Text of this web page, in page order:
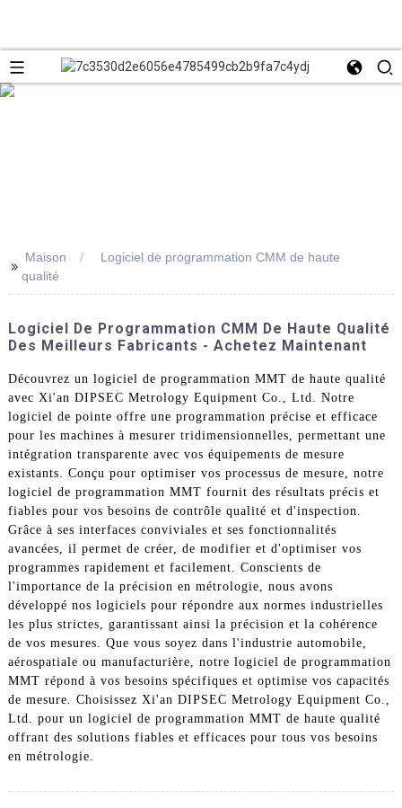
>> Maison
Logiciel de programmation CMM de haute
qualité
Logiciel De Programmation CMM De Haute Qualité
Des Meilleurs Fabricants - Achetez Maintenant
Découvrez un logiciel de programmation MMT de haute qualité
avec Xi'an DIPSEC Metrology Equipment Co., Ltd. Notre
logiciel de pointe offre une programmation précise et efficace
pour les machines à mesurer tridimensionnelles, permettant une
intégration transparente avec vos équipements de mesure
existants. Conçu pour optimiser vos processus de mesure, notre
logiciel de programmation MMT fournit des résultats précis et
fiables pour vos besoins de contrôle qualité et d'inspection.
Grâce à ses interfaces conviviales et ses fonctionnalités
avancées, il permet de créer, de modifier et d'optimiser vos
programmes rapidement et facilement. Conscients de
l'importance de la précision en métrologie, nous avons
développé nos logiciels pour répondre aux normes industrielles
les plus strictes, garantissant ainsi la précision et la cohérence
de vos mesures. Que vous soyez dans l'industrie automobile,
aérospatiale ou manufacturière, notre logiciel de programmation
MMT répond à vos besoins spécifiques et optimise vos capacités
de mesure. Choisissez Xi'an DIPSEC Metrology Equipment Co.,
Ltd. pour un logiciel de programmation MMT de haute qualité
offrant des solutions fiables et efficaces pour tous vos besoins
en métrologie.